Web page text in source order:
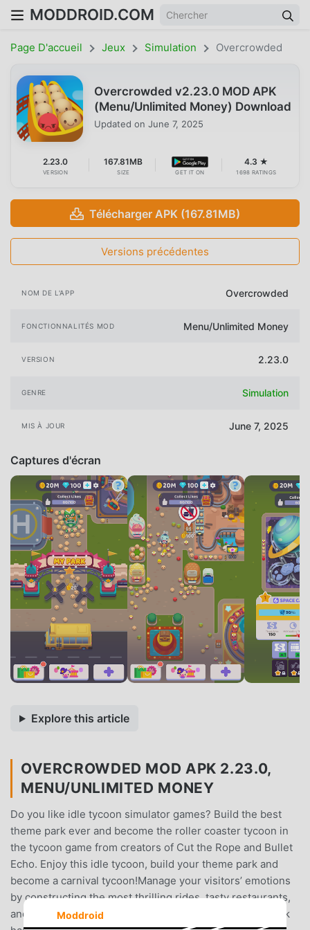
MODDROID.COM
Page D'accueil Jeux Simulation Overcrowded
Overcrowded v2.23.0 MOD APK
(Menu/Unlimited Money) Download
Updated on June 7, 2025
2.23.0
VERSION
167.81MB
SIZE GET IT ON
4.3 ★
1698 RATINGS
Télécharger APK (167.81MB)
Versions précédentes
NOM DE L'APP Overcrowded
FONCTIONNALITÉS MOD Menu/Unlimited Money
VERSION 2.23.0
GENRE Simulation
MIS À JOUR June 7, 2025
Captures d'écran
Explore this article
OVERCROWDED MOD APK 2.23.0,
MENU/UNLIMITED MONEY
Do you like idle tycoon simulator games? Build the best
theme park ever and become the roller coaster tycoon in
the tycoon game from creators of Cut the Rope and Bullet
Echo. Enjoy this idle tycoon, build your theme park and
become a carnival tycoon!Manage your visitors’ emotions
by constructing the most thrilling rides, tasty restaurants,
and hiring the funniest mascots that your idle theme park
Moddroid